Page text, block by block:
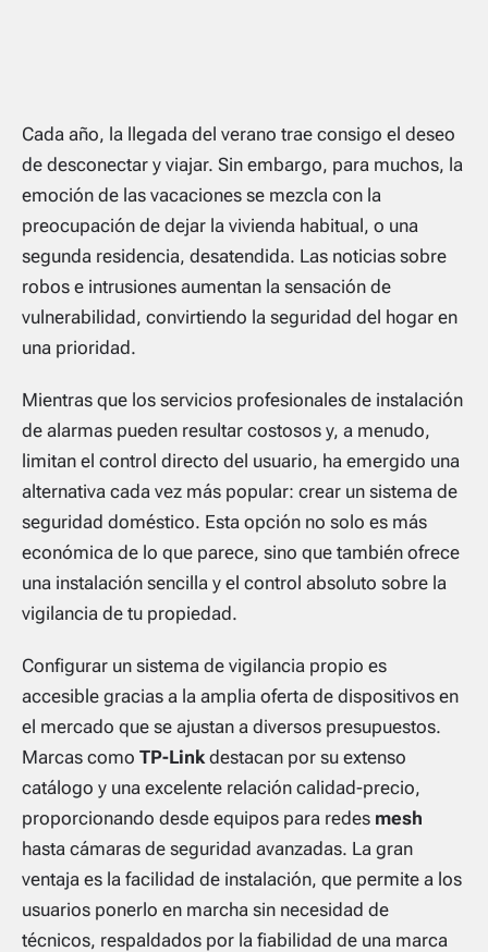
Cada año, la llegada del verano trae consigo el deseo
de desconectar y viajar. Sin embargo, para muchos, la
emoción de las vacaciones se mezcla con la
preocupación de dejar la vivienda habitual, o una
segunda residencia, desatendida. Las noticias sobre
robos e intrusiones aumentan la sensación de
vulnerabilidad, convirtiendo la seguridad del hogar en
una prioridad.
Mientras que los servicios profesionales de instalación
de alarmas pueden resultar costosos y, a menudo,
limitan el control directo del usuario, ha emergido una
alternativa cada vez más popular: crear un sistema de
seguridad doméstico. Esta opción no solo es más
económica de lo que parece, sino que también ofrece
una instalación sencilla y el control absoluto sobre la
vigilancia de tu propiedad.
Configurar un sistema de vigilancia propio es
accesible gracias a la amplia oferta de dispositivos en
el mercado que se ajustan a diversos presupuestos.
Marcas como TP-Link destacan por su extenso
catálogo y una excelente relación calidad-precio,
proporcionando desde equipos para redes mesh
hasta cámaras de seguridad avanzadas. La gran
ventaja es la facilidad de instalación, que permite a los
usuarios ponerlo en marcha sin necesidad de
técnicos, respaldados por la fiabilidad de una marca